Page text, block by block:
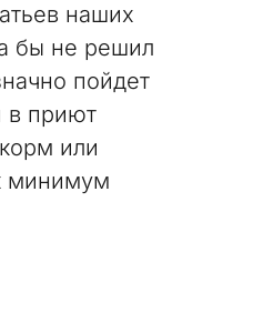
наших
бы не решил
пойдет
в приют
или
минимум